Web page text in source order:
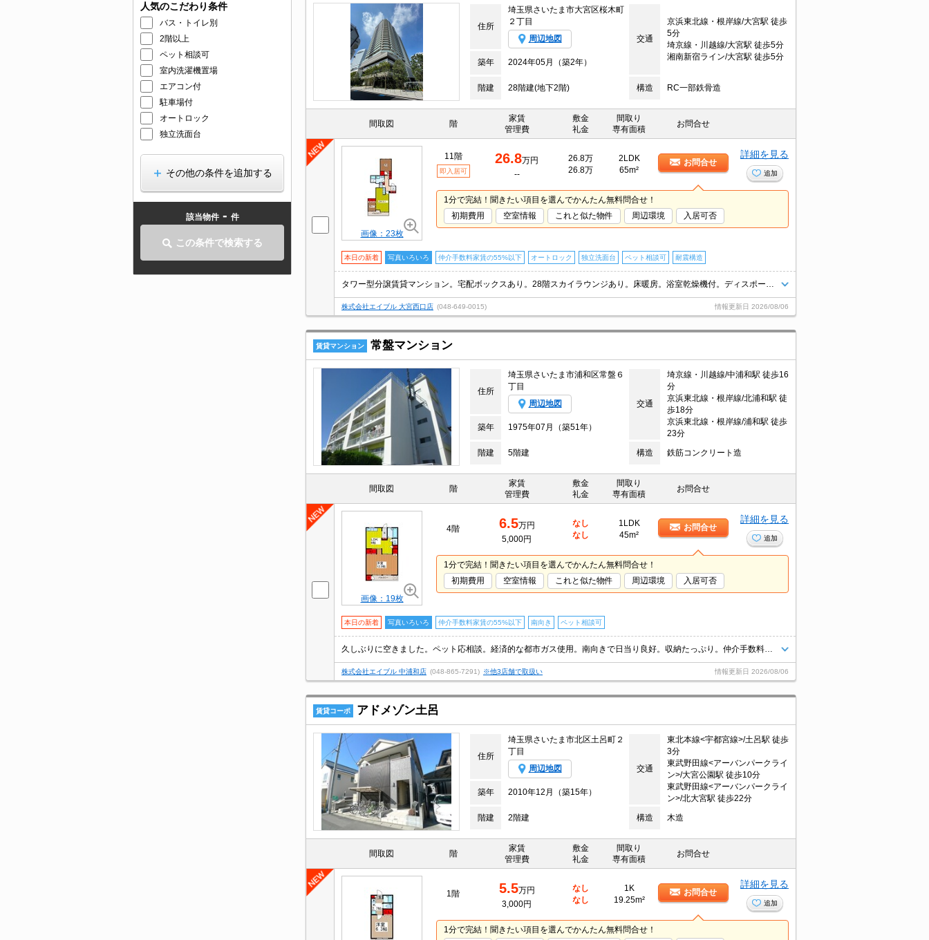
人気のこだわり条件
バス・トイレ別
2階以上
ペット相談可
室内洗濯機置場
エアコン付
駐車場付
オートロック
独立洗面台
その他の条件を追加する
該当物件 - 件
この条件で検索する
住所
埼玉県さいたま市大宮区桜木町
２丁目
周辺地図 交通
京浜東北線・根岸線/大宮駅 徒歩
5分
埼京線・川越線/大宮駅 徒歩5分
湘南新宿ライン/大宮駅 徒歩5分
築年 2024年05月（築2年）
階建 28階建(地下2階) 構造 RC一部鉄骨造
間取図 階
家賃
管理費
敷金
礼金
間取り
専有面積
お問合せ
画像：23枚
11階
即入居可
26.8万円
--
26.8万
26.8万
2LDK
65m²
お問合せ
詳細を見る
追加
1分で完結！聞きたい項目を選んでかんたん無料問合せ！
初期費用
空室情報 これと似た物件 周辺環境 入居可否
本日の新着 写真いろいろ 仲介手数料家賃の55%以下 オートロック 独立洗面台 ペット相談可 耐震構造
株式会社エイブル 大宮西口店 (048-649-0015) 情報更新日 2026/08/06
賃貸マンション 常盤マンション
住所
埼玉県さいたま市浦和区常盤６
丁目
周辺地図 交通
埼京線・川越線/中浦和駅 徒歩16
分
京浜東北線・根岸線/北浦和駅 徒
歩18分
京浜東北線・根岸線/浦和駅 徒歩
23分
築年 1975年07月（築51年）
階建 5階建 構造 鉄筋コンクリート造
間取図 階
家賃
管理費
敷金
礼金
間取り
専有面積
お問合せ
画像：19枚
4階 6.5万円
5,000円
なし
なし
1LDK
45m²
お問合せ
詳細を見る
追加
1分で完結！聞きたい項目を選んでかんたん無料問合せ！
初期費用
空室情報 これと似た物件 周辺環境 入居可否
本日の新着 写真いろいろ 仲介手数料家賃の55%以下 南向き ペット相談可
株式会社エイブル 中浦和店 (048-865-7291) ※他3店舗で取扱い 情報更新日 2026/08/06
賃貸コーポ アドメゾン土呂
住所
埼玉県さいたま市北区土呂町２
丁目
周辺地図 交通
東北本線<宇都宮線>/土呂駅 徒歩
3分
東武野田線<アーバンパークライ
ン>/大宮公園駅 徒歩10分
東武野田線<アーバンパークライ
ン>/北大宮駅 徒歩22分
築年 2010年12月（築15年）
階建 2階建 構造 木造
間取図 階
家賃
管理費
敷金
礼金
間取り
専有面積
お問合せ
1階 5.5万円
3,000円
なし
なし
1K
19.25m²
お問合せ
詳細を見る
追加
1分で完結！聞きたい項目を選んでかんたん無料問合せ！